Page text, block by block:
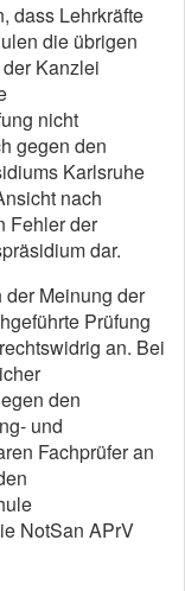
dass Lehrkräfte
die übrigen
Kanzlei
nicht
gegen den
Karlsruhe
nach
Fehler der
dar.
Meinung der
Prüfung
an. Bei
den
und
Fachprüfer an
NotSan APrV